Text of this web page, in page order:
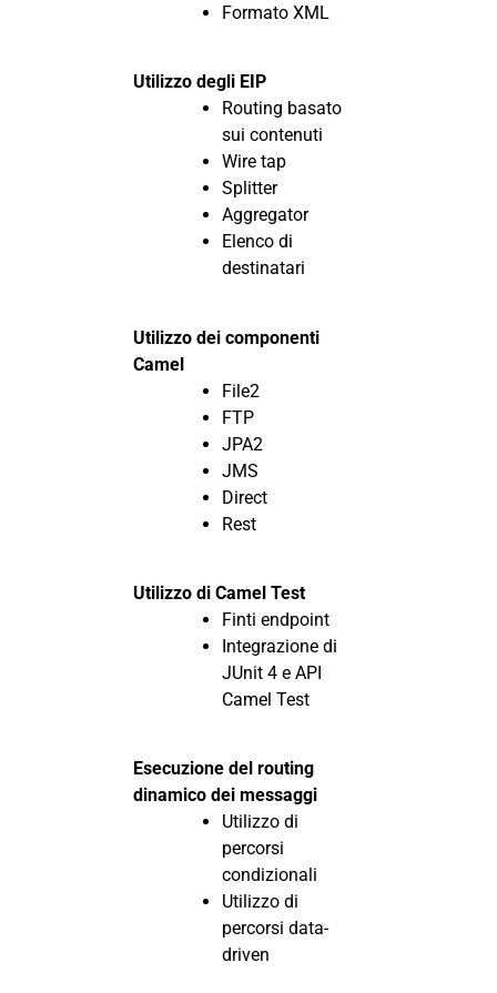
Formato XML
Utilizzo degli EIP
Routing basato
sui contenuti
Wire tap
Splitter
Aggregator
Elenco di
destinatari
Utilizzo dei componenti
Camel
File2
FTP
JPA2
JMS
Direct
Rest
Utilizzo di Camel Test
Finti endpoint
Integrazione di
JUnit 4 e API
Camel Test
Esecuzione del routing
dinamico dei messaggi
Utilizzo di
percorsi
condizionali
Utilizzo di
percorsi data-
driven